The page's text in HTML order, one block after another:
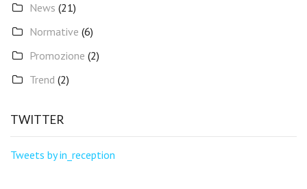
News (21)
Normative (6)
Promozione (2)
Trend (2)
TWITTER
Tweets by in_reception